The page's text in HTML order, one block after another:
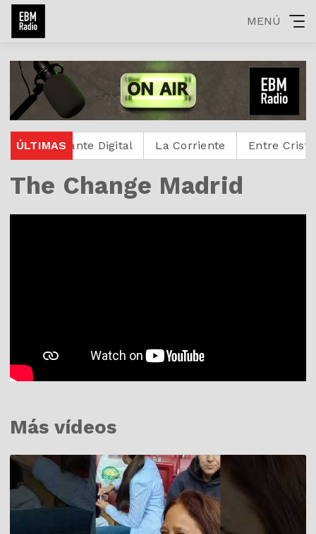
MENÚ
ÚLTIMAS
Protestante Digital La Corriente Entre Cristianos
The Change Madrid
Más vídeos